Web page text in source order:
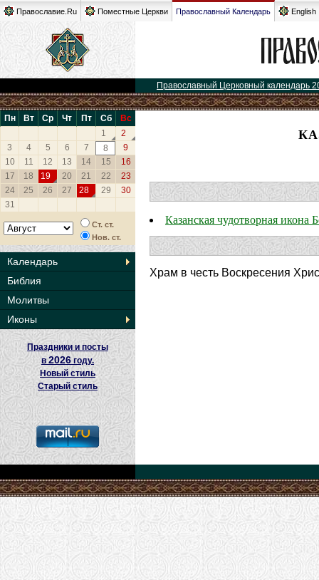
Православие.Ru Поместные Церкви Православный Календарь English
Православный Церковный календарь
Пн Вт Ср Чт Пт Сб
Вс
1
2
3
4 5 6 7 8
9
10
11 12 13 14 15
16
17
18 19 20 21 22
23
24
25 26 27 28 29
30
31
Ст. ст.
Нов. ст.
Календарь
Библия
Молитвы
Иконы
Праздники и посты
в2026 году.
Новый стиль
Старый стиль
Казанская чудотворная
Храм в честь Воскресения